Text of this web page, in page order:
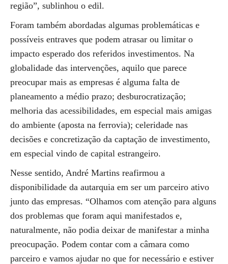
região”, sublinhou o edil.
Foram também abordadas algumas problemáticas e
possíveis entraves que podem atrasar ou limitar o
impacto esperado dos referidos investimentos. Na
globalidade das intervenções, aquilo que parece
preocupar mais as empresas é alguma falta de
planeamento a médio prazo; desburocratização;
melhoria das acessibilidades, em especial mais amigas
do ambiente (aposta na ferrovia); celeridade nas
decisões e concretização da captação de investimento,
em especial vindo de capital estrangeiro.
Nesse sentido, André Martins reafirmou a
disponibilidade da autarquia em ser um parceiro ativo
junto das empresas. “Olhamos com atenção para alguns
dos problemas que foram aqui manifestados e,
naturalmente, não podia deixar de manifestar a minha
preocupação. Podem contar com a câmara como
parceiro e vamos ajudar no que for necessário e estiver